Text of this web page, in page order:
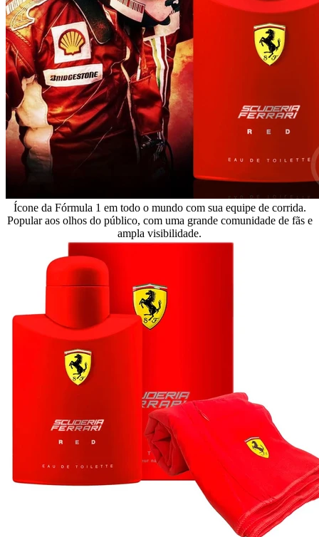
Ícone da Fórmula 1 em todo o mundo com sua equipe de corrida.
Popular aos olhos do público, com uma grande comunidade de fãs e
ampla visibilidade.